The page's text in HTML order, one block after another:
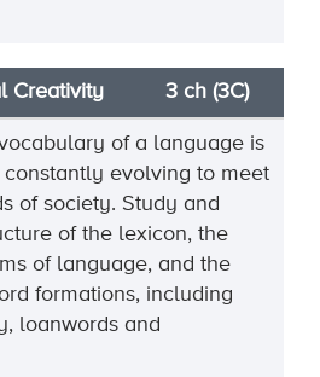
Creativity 3 ch (3C)
of a language is
evolving to meet
of society. Study and
of the lexicon, the
of language, and the
formations, including
loanwords and